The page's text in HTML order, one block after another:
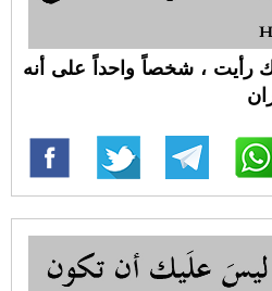
رأيت ، شخصاً واحداً على أنه